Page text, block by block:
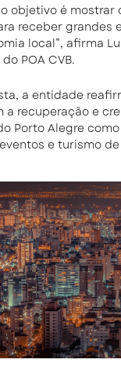
objetivo é mostrar
receber grandes
local”, afirma
POA CVB.
a entidade
a recuperação e
Porto Alegre
e turismo